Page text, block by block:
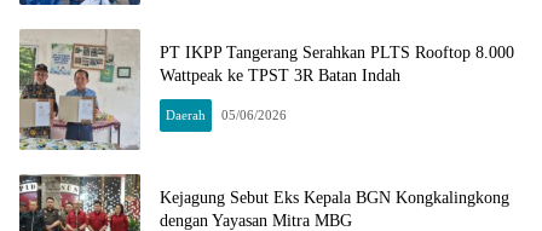
PT IKPP Tangerang Serahkan PLTS Rooftop 8.000
Wattpeak ke TPST 3R Batan Indah
Daerah 05/06/2026
Kejagung Sebut Eks Kepala BGN Kongkalingkong
dengan Yayasan Mitra MBG